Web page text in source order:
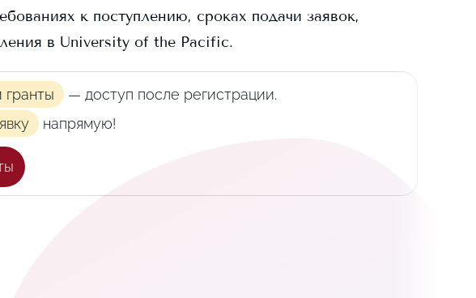
к поступлению, сроках подачи заявок,
в University of the Pacific.
гранты
— доступ после регистрации.
напрямую!